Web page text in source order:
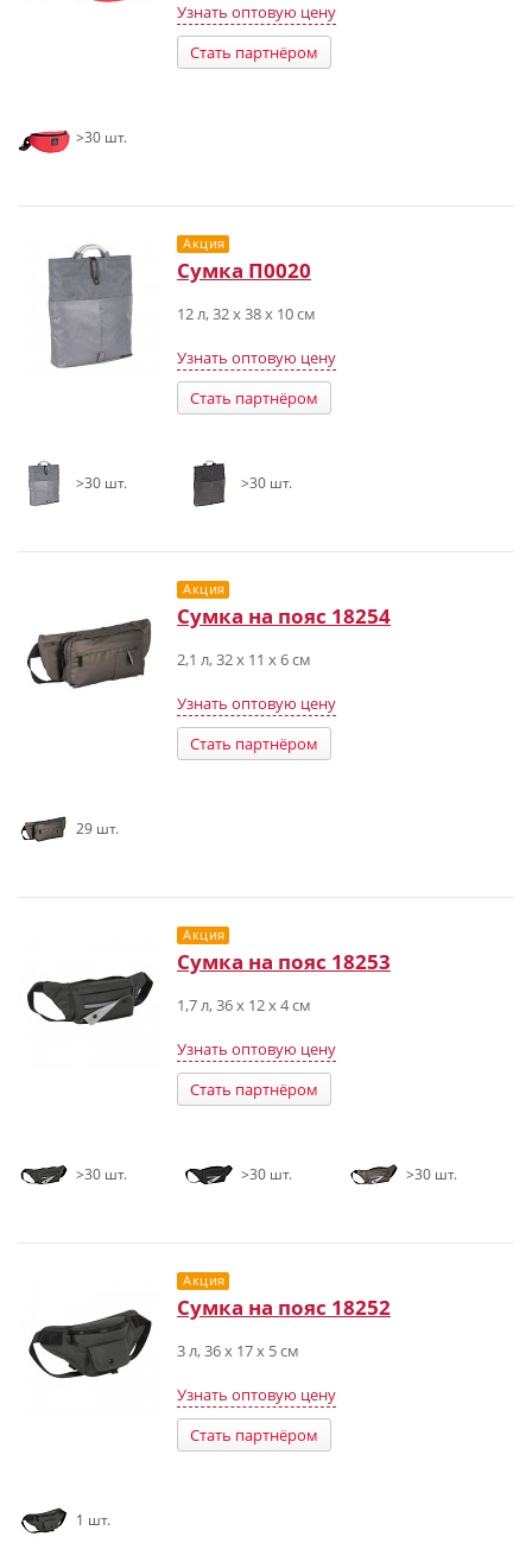
Узнать оптовую цену
Стать партнёром
>30 шт.
Акция
Сумка П0020
12 л, 32 x 38 x 10 см
Узнать оптовую цену
Стать партнёром
>30 шт. >30 шт.
Акция
Сумка на пояс 18254
2,1 л, 32 x 11 x 6 см
Узнать оптовую цену
Стать партнёром
29 шт.
Акция
Сумка на пояс 18253
1,7 л, 36 x 12 x 4 см
Узнать оптовую цену
Стать партнёром
>30 шт. >30 шт. >30 шт.
Акция
Сумка на пояс 18252
3 л, 36 x 17 x 5 см
Узнать оптовую цену
Стать партнёром
1 шт.